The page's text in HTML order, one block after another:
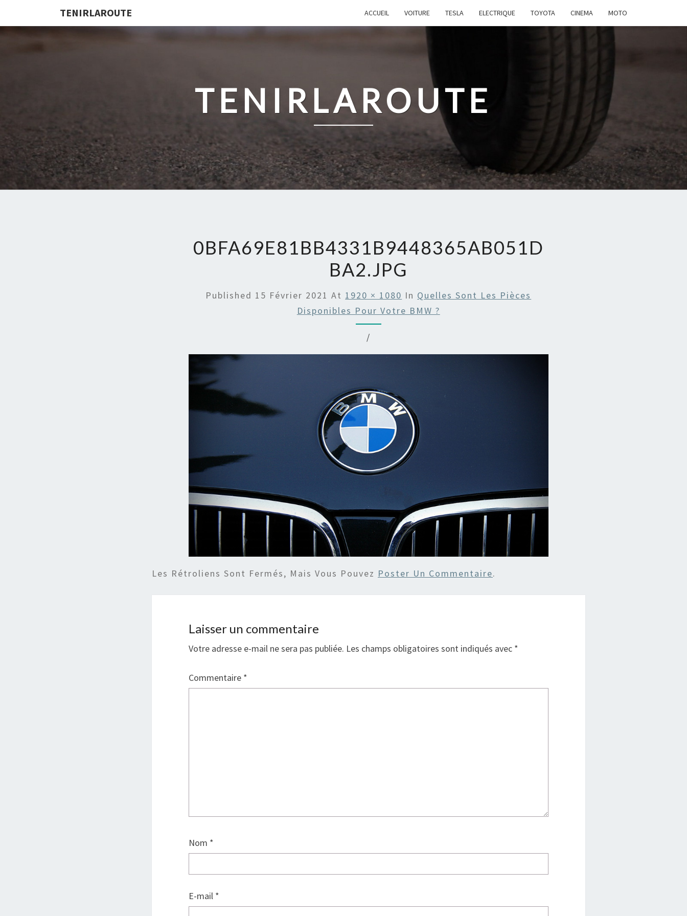
TENIRLAROUTE ACCUEIL VOITURE TESLA ELECTRIQUE TOYOTA CINEMA MOTO
TENIRLAROUTE
0BFA69E81BB4331B9448365AB051D
BA2.JPG
Published 15 Février 2021 At 1920 × 1080 In Quelles Sont Les Pièces
Disponibles Pour Votre BMW ?
/
Les Rétroliens Sont Fermés, Mais Vous Pouvez Poster Un Commentaire.
Laisser un commentaire
Votre adresse e-mail ne sera pas publiée. Les champs obligatoires sont indiqués avec *
Commentaire *
Nom *
E-mail *